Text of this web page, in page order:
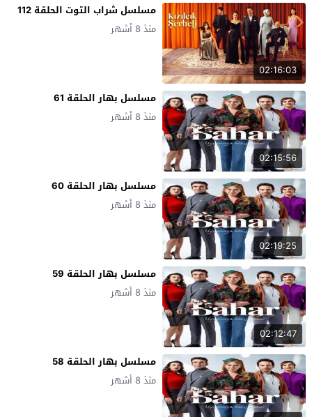
02:16:03
مسلسل شراب التوت الحلقة 112
منذ 8 أشهر
02:15:56
مسلسل بهار الحلقة 61
منذ 8 أشهر
02:19:25
مسلسل بهار الحلقة 60
منذ 8 أشهر
02:12:47
مسلسل بهار الحلقة 59
منذ 8 أشهر
مسلسل بهار الحلقة 58
منذ 8 أشهر